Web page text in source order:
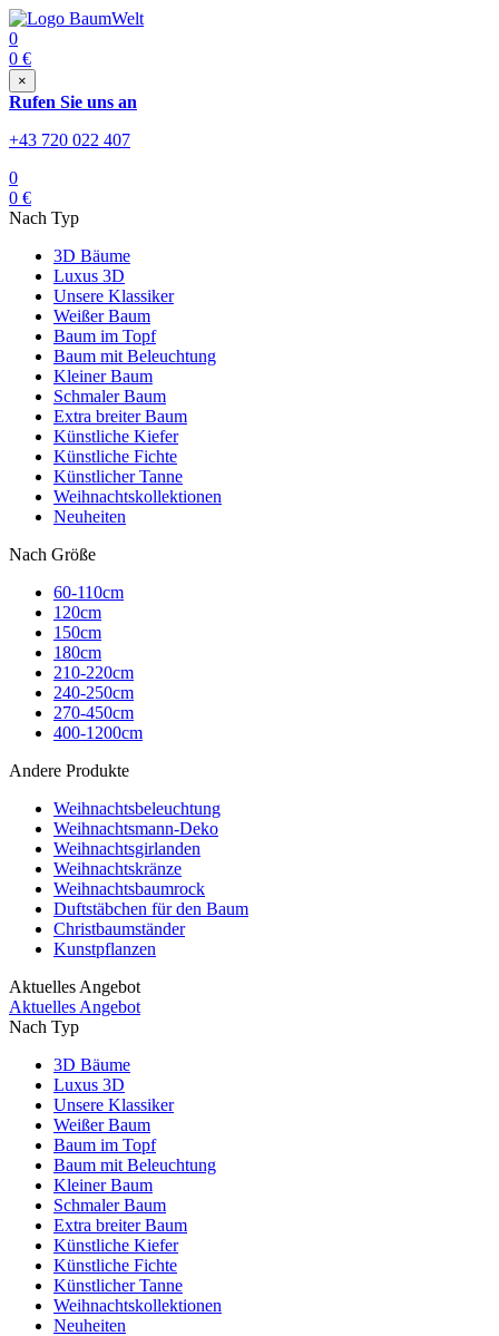
0
0 €
×
Rufen Sie uns an
+43 720 022 407
0
0 €
Nach Typ
3D Bäume
Luxus 3D
Unsere Klassiker
Weißer Baum
Baum im Topf
Baum mit Beleuchtung
Kleiner Baum
Schmaler Baum
Extra breiter Baum
Künstliche Kiefer
Künstliche Fichte
Künstlicher Tanne
Weihnachtskollektionen
Neuheiten
Nach Größe
60-110cm
120cm
150cm
180cm
210-220cm
240-250cm
270-450cm
400-1200cm
Andere Produkte
Weihnachtsbeleuchtung
Weihnachtsmann-Deko
Weihnachtsgirlanden
Weihnachtskränze
Weihnachtsbaumrock
Duftstäbchen für den Baum
Christbaumständer
Kunstpflanzen
Aktuelles Angebot
Aktuelles Angebot
Nach Typ
3D Bäume
Luxus 3D
Unsere Klassiker
Weißer Baum
Baum im Topf
Baum mit Beleuchtung
Kleiner Baum
Schmaler Baum
Extra breiter Baum
Künstliche Kiefer
Künstliche Fichte
Künstlicher Tanne
Weihnachtskollektionen
Neuheiten